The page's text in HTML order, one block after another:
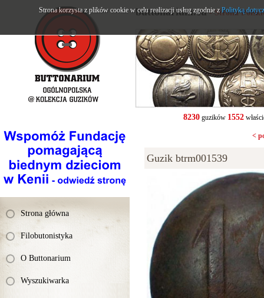
Strona główna
Filobutonistyka
O Buttonarium
Wyszukiwarka
buttonarium.eu- Strona
8230guzików 1552
<
Guzik btrm001539
Strona korzysta z plików cookie w celu realizacji usług zgodnie zPolityką